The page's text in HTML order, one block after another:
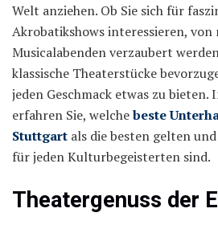
Welt anziehen. Ob Sie sich für
Akrobatikshows interessieren, von
Musicalabenden verzaubert
klassische Theaterstücke
jeden Geschmack etwas zu bieten.
erfahren Sie, welchebeste
Stuttgart als die besten gelten
für jeden Kulturbegeisterten sind.
Theatergenuss der